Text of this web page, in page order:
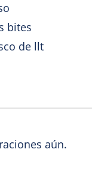
bites
de llt
aún.